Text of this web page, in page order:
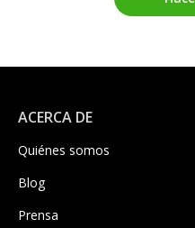
ACERCA DE
Quiénes somos
Blog
Prensa